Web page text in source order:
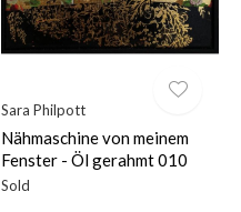
Sara Philpott
Nähmaschine von meinem
Fenster - Öl gerahmt 010
Sold